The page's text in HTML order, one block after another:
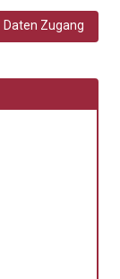
Daten Zugang